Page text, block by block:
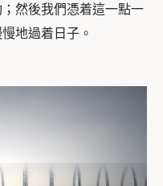
然後我們憑着這一點一
地過着日子。